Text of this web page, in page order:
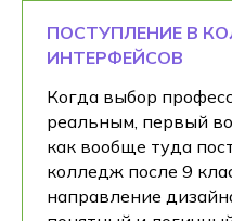
ПОСТУПЛЕНИЕ В
ИНТЕРФЕЙСОВ
Когда выбор
реальным, первый
как вообще туда
колледж после 9
направление